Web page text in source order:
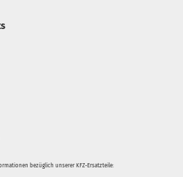
bezüglich unserer KFZ-Ersatzteile: